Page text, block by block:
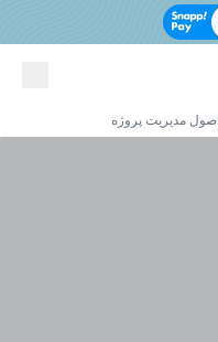
اصول مدیریت پروژه